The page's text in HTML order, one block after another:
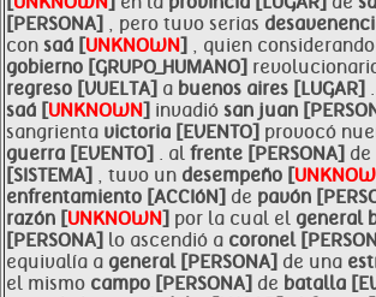
[PERSONA] , pero tuvo serias
con saá [UNKNOWN] , quien
gobierno [GRUPO_HUMANO]
regreso [VUELTA] a buenos aires [LUGAR]
saá [UNKNOWN] invadió san juan
sangrienta victoria [EVENTO] provocó
guerra [EVENTO] . al frente [PERSONA] de
[SISTEMA] , tuvo un desempeño [
enfrentamiento [ACCIóN] de pavón
razón [UNKNOWN] por la cual el general
[PERSONA] lo ascendió a coronel
equivalía a general [PERSONA] de una
el mismo campo [PERSONA] de batalla